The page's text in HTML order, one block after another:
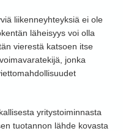
liikenneyhteyksiä ei ole
läheisyys voi olla
vierestä katsoen itse
jonka
yritystoiminnasta
tuotannon lähde kovasta